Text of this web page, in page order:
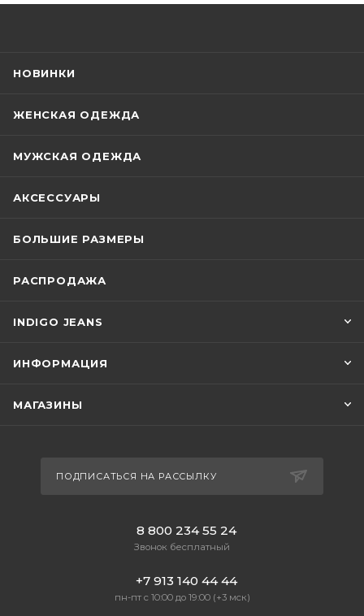
НОВИНКИ
ЖЕНСКАЯ ОДЕЖДА
МУЖСКАЯ ОДЕЖДА
АКСЕССУАРЫ
БОЛЬШИЕ РАЗМЕРЫ
РАСПРОДАЖА
INDIGO JEANS
ИНФОРМАЦИЯ
МАГАЗИНЫ
ПОДПИСАТЬСЯ НА РАССЫЛКУ
8 800 234 55 24
Звонок бесплатный
+7 913 140 44 44
пн-пт с 10:00 до 19:00 (+3 мск)